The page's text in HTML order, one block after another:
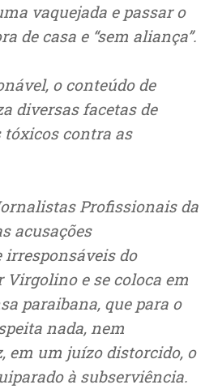
vaquejada e passar o
de casa e “sem aliança”.
o conteúdo de
diversas facetas de
contra as
Profissionais da
acusações
irresponsáveis do
Virgolino e se coloca em
paraibana, que para o
nada, nem
em um juízo distorcido, o
à subserviência.